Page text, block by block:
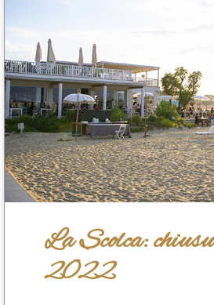
La Scolca:
2022